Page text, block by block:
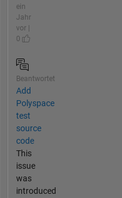
ein
Jahr
vor |
0
Beantwortet
Add
Polyspace
test
source
code
This
issue
was
introduced